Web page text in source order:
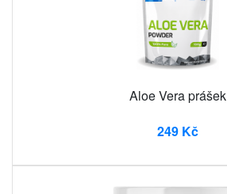
Aloe Vera prášek
249 Kč